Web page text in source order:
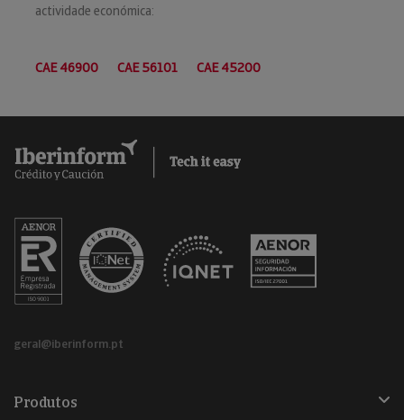
actividade económica:
CAE 46900 CAE 56101 CAE 45200
geral@iberinform.pt
Produtos